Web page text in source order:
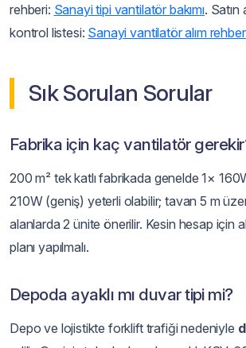
rehberi: Sanayi tipi vantilatör bakımı. Satın
kontrol listesi: Sanayi vantilatör alım
Sık Sorulan Sorular
Fabrika için kaç vantilatör
200 m² tek katlı fabrikada genelde 1×
210W (geniş) yeterli olabilir; tavan 5 m
alanlarda 2 ünite önerilir. Kesin hesap için
planı yapılmalı.
Depoda ayaklı mı duvar tipi mi?
Depo ve lojistikte forklift trafiği nedeniyle